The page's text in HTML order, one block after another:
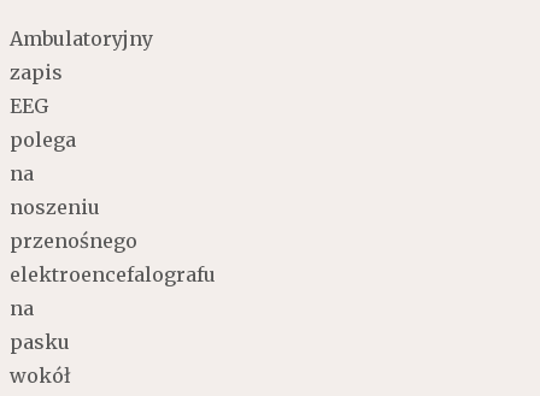
Ambulatoryjny
zapis
EEG
polega
na
noszeniu
przenośnego
elektroencefalografu
na
pasku
wokół